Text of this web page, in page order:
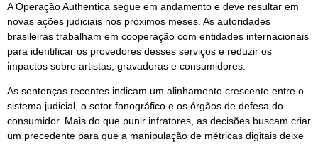
A Operação Authentica segue em andamento e deve resultar em
novas ações judiciais nos próximos meses. As autoridades
brasileiras trabalham em cooperação com entidades internacionais
para identificar os provedores desses serviços e reduzir os
impactos sobre artistas, gravadoras e consumidores.
As sentenças recentes indicam um alinhamento crescente entre o
sistema judicial, o setor fonográfico e os órgãos de defesa do
consumidor. Mais do que punir infratores, as decisões buscam criar
um precedente para que a manipulação de métricas digitais deixe